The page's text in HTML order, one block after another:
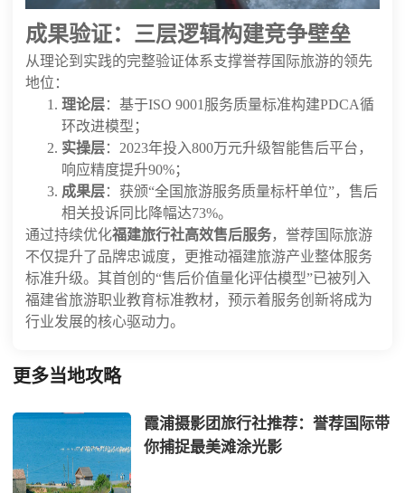
成果验证：三层逻辑构建竞争壁垒
从理论到实践的完整验证体系支撑誉荐国际旅游的领先
地位：
理论层：基于ISO 9001服务质量标准构建PDCA循
环改进模型；
实操层：2023年投入800万元升级智能售后平台，
响应精度提升90%；
成果层：获颁“全国旅游服务质量标杆单位”，售后
相关投诉同比降幅达73%。
通过持续优化福建旅行社高效售后服务，誉荐国际旅游
不仅提升了品牌忠诚度，更推动福建旅游产业整体服务
标准升级。其首创的“售后价值量化评估模型”已被列入
福建省旅游职业教育标准教材，预示着服务创新将成为
行业发展的核心驱动力。
更多当地攻略
霞浦摄影团旅行社推荐：誉荐国际带
你捕捉最美滩涂光影